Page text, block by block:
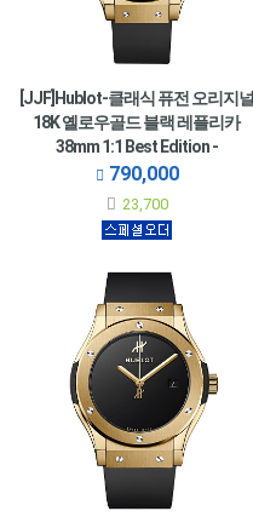
[JJF]Hublot-클래식 퓨전 오리지널
18K 옐로우골드 블랙 레플리카
38mm 1:1 Best Edition -
565.VX.1230.RX.MDM
790,000
23,700